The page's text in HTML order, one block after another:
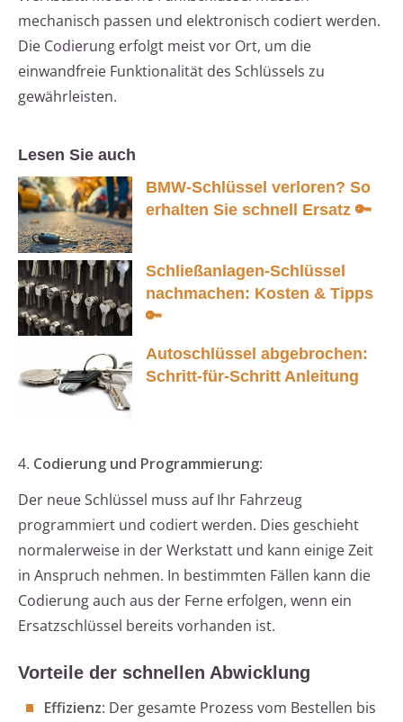
mechanisch passen und elektronisch codiert werden.
Die Codierung erfolgt meist vor Ort, um die
einwandfreie Funktionalität des Schlüssels zu
gewährleisten.
Lesen Sie auch
BMW-Schlüssel verloren? So
erhalten Sie schnell Ersatz 🔑
Schließanlagen-Schlüssel
nachmachen: Kosten & Tipps
🔑
Autoschlüssel abgebrochen:
Schritt-für-Schritt Anleitung
4. Codierung und Programmierung:
Der neue Schlüssel muss auf Ihr Fahrzeug
programmiert und codiert werden. Dies geschieht
normalerweise in der Werkstatt und kann einige Zeit
in Anspruch nehmen. In bestimmten Fällen kann die
Codierung auch aus der Ferne erfolgen, wenn ein
Ersatzschlüssel bereits vorhanden ist.
Vorteile der schnellen Abwicklung
Effizienz: Der gesamte Prozess vom Bestellen bis